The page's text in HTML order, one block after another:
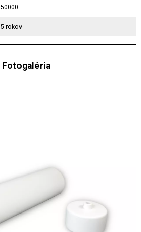
50000
5 rokov
Fotogaléria